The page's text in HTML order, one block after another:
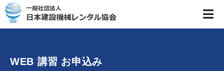
WEB 講習 お申込み